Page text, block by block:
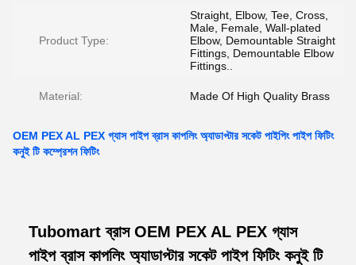
Product Type:
Straight, Elbow, Tee, Cross,
Male, Female, Wall-plated
Elbow, Demountable Straight
Fittings, Demountable Elbow
Fittings..
Material: Made Of High Quality Brass
OEM PEX AL PEX গ্যাস পাইপ ব্রাস কাপলিং অ্যাডাপ্টার সকেট পাইপিং পাইপ ফিটিং
কনুই টি কম্প্রেশন ফিটিং
Tubomart ব্রাস OEM PEX AL PEX গ্যাস
পাইপ ব্রাস কাপলিং অ্যাডাপ্টার সকেট পাইপ ফিটিং কনুই টি